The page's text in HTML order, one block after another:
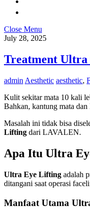
Close Menu
July 28, 2025
Treatment
admin Aesthetic aesthetic,
Kulit sekitar mata 10 kali
Bahkan, kantung mata
Masalah ini tidak bisa
Lifting dari LAVALEN.
Apa Itu Ultra
Ultra Eye Lifting adalah
ditangani saat operasi
Manfaat Utama